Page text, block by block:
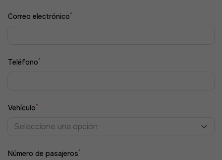
Correo electrónico*
Teléfono*
Vehículo*
Seleccione una opción
Número de pasajeros*